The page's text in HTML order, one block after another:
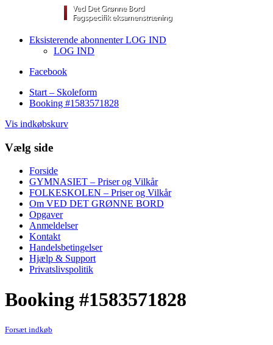
Eksisterende abonnenter LOG IND
LOG IND
Facebook
Start – Skoleform
Booking #1583571828
Vis indkøbskurv
Vælg side
Forside
GYMNASIET – Priser og Vilkår
FOLKESKOLEN – Priser og Vilkår
Om VED DET GRØNNE BORD
Opgaver
Anmeldelser
Kontakt
Handelsbetingelser
Hjælp & Support
Privatslivspolitik
Booking #1583571828
Forsæt indkøb